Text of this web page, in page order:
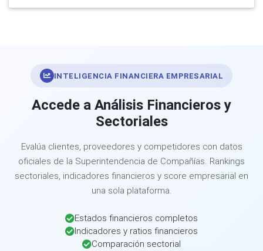
INTELIGENCIA FINANCIERA EMPRESARIAL
Accede a Análisis Financieros y
Sectoriales
Evalúa clientes, proveedores y competidores con datos
oficiales de la Superintendencia de Compañías. Rankings
sectoriales, indicadores financieros y score empresarial en
una sola plataforma.
Estados financieros completos
Indicadores y ratios financieros
Comparación sectorial